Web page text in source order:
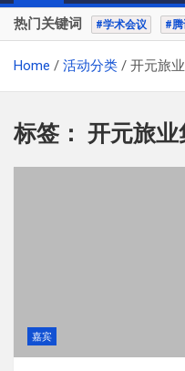
热门关键词 #学术会议 #腾
Home 活动分类 开元旅
标签： 开元旅业
嘉宾